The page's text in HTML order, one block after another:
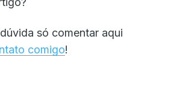
só comentar aqui
comigo!